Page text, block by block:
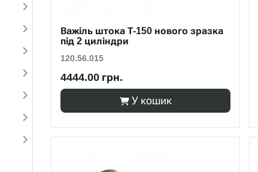
Важіль штока Т-150 нового зразка
під 2 циліндри
120.56.015
4444.00 грн.
У кошик